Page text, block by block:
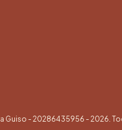
Guiso - 20286435956 - 2026.